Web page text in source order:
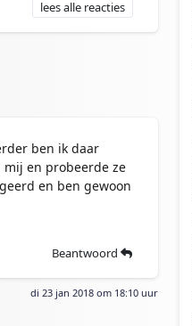
leesalle reacties
ben ik daar
en probeerde ze
en ben gewoon
Beantwoord
di 23 jan 2018 om 18:10 uur